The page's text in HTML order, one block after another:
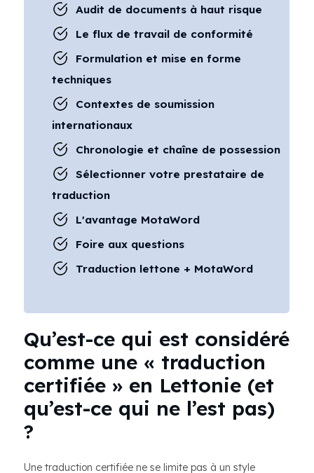
Audit de documents à haut risque
Le flux de travail de conformité
Formulation et mise en forme
techniques
Contextes de soumission
internationaux
Chronologie et chaîne de possession
Sélectionner votre prestataire de
traduction
L'avantage MotaWord
Foire aux questions
Traduction lettone + MotaWord
Qu’est-ce qui est considéré
comme une « traduction
certifiée » en Lettonie (et
qu’est-ce qui ne l’est pas)
?
Une traduction certifiée ne se limite pas à un style